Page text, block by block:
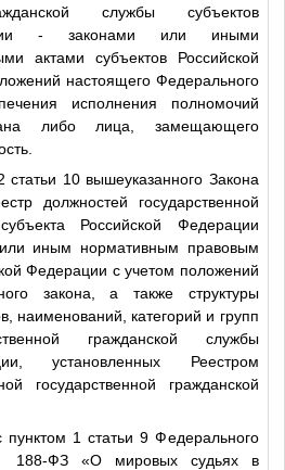
службы субъектов
- законами или иными
актами субъектов Российской
настоящего Федерального
исполнения полномочий
либо лица, замещающего
статьи 10 вышеуказанного Закона
должностей государственной
Российской Федерации
или иным нормативным правовым
Федерации с учетом положений
закона, а также структуры
наименований, категорий и групп
гражданской службы
установленных Реестром
государственной гражданской
пунктом 1 статьи 9 Федерального
ФЗ «О мировых судьях в